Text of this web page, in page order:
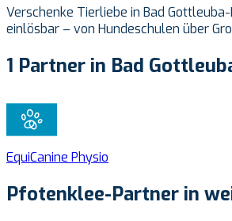
Verschenke Tierliebe in Bad
einlösbar – von Hundeschulen über
1 Partner in Bad
EquiCanine Physio
Pfotenklee-Partner in